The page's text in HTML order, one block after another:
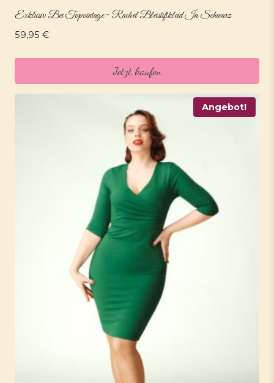
Exklusiv Bei Topvintage ~ Rachel Bleistiftkleid In Schwarz
59,95 €
Jetzt kaufen
Angebot!